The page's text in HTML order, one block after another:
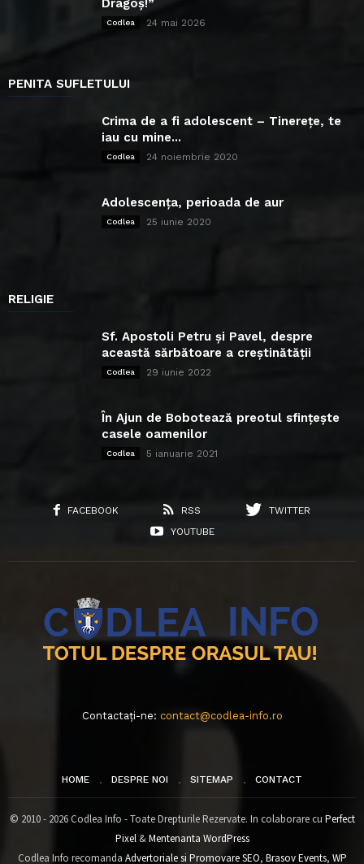
Dragoș!”
Codlea 24 mai 2026
PENITA SUFLETULUI
Crima de a fi adolescent – Tinerețe, te
iau cu mine...
Codlea 24 noiembrie 2020
Adolescența, perioada de aur
Codlea 25 iunie 2020
RELIGIE
Sf. Apostoli Petru și Pavel, despre
această sărbătoare a creștinătății
Codlea 29 iunie 2022
În Ajun de Bobotează preotul sfințește
casele oamenilor
Codlea 5 ianuarie 2021
FACEBOOK RSS
TWITTER
YOUTUBE
Contactați-ne: contact@codlea-info.ro
HOME DESPRE NOI SITEMAP CONTACT
© 2010 - 2026 Codlea Info - Toate Drepturile Rezervate. In colaborare cu Perfect
Pixel&Mentenanta WordPress
Codlea Info recomanda Advertoriale si Promovare SEO, Brasov Events, WP